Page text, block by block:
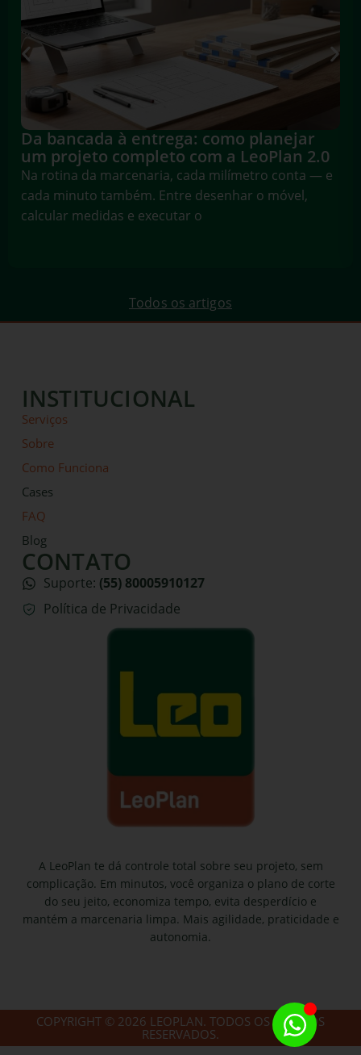
Da bancada à entrega: como planejar
um projeto completo com a LeoPlan 2.0
Na rotina da marcenaria, cada milímetro conta — e
cada minuto também. Entre desenhar o móvel,
calcular medidas e executar o
Todos os artigos
A LeoPlan te dá controle total sobre seu projeto, sem
complicação. Em minutos, você organiza o plano de corte
do seu jeito, economiza tempo, evita desperdício e
mantém a marcenaria limpa. Mais agilidade, praticidade e
autonomia.
INSTITUCIONAL
Serviços
Sobre
Como Funciona
Cases
FAQ
Blog
CONTATO
Suporte: (55) 80005910127
Política de Privacidade
COPYRIGHT © 2026 LEOPLAN. TODOS OS DIREITOS
RESERVADOS.